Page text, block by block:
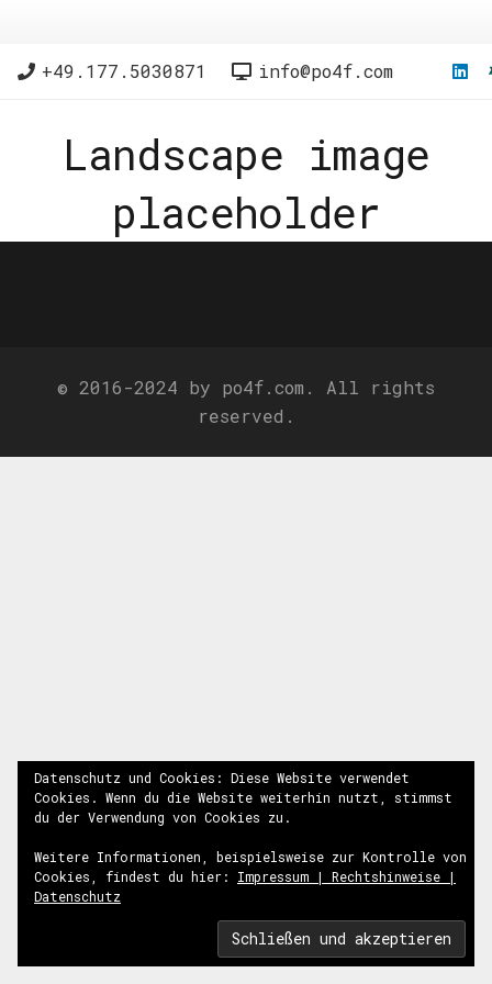
+49.177.5030871 info@po4f.com
Landscape image
placeholder
© 2016-2024 by po4f.com. All rights
reserved.
Datenschutz und Cookies: Diese Website verwendet
Cookies. Wenn du die Website weiterhin nutzt, stimmst
du der Verwendung von Cookies zu.
Weitere Informationen, beispielsweise zur Kontrolle von
Cookies, findest du hier: Impressum | Rechtshinweise |
Datenschutz